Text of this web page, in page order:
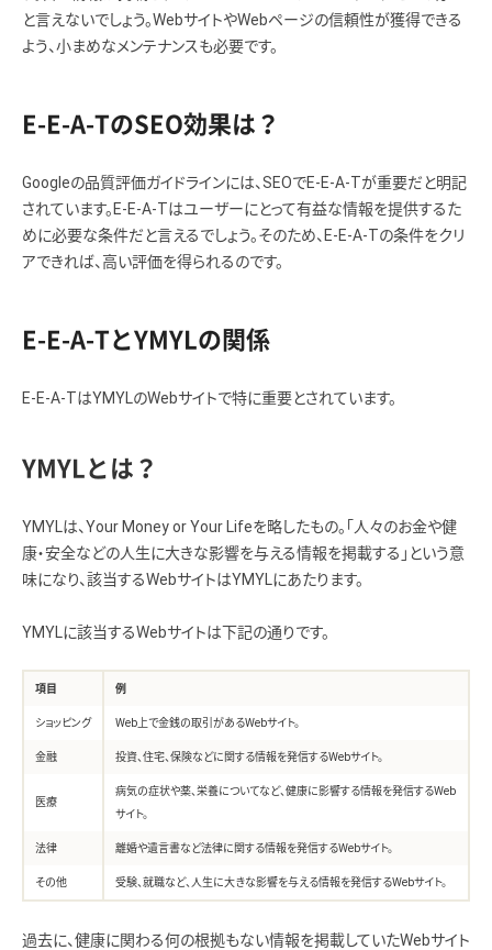
と言えないでしょう。WebサイトやWebページの信頼性が獲得できる
よう、小まめなメンテナンスも必要です。
E-E-A-TのSEO効果は？
Googleの品質評価ガイドラインには、SEOでE-E-A-Tが重要だと明記
されています。E-E-A-Tはユーザーにとって有益な情報を提供するた
めに必要な条件だと言えるでしょう。そのため、E-E-A-Tの条件をクリ
アできれば、高い評価を得られるのです。
E-E-A-TとYMYLの関係
E-E-A-TはYMYLのWebサイトで特に重要とされています。
YMYLとは？
YMYLは、Your Money or Your Lifeを略したもの。「人々のお金や健
康・安全などの人生に大きな影響を与える情報を掲載する」という意
味になり、該当するWebサイトはYMYLにあたります。
YMYLに該当するWebサイトは下記の通りです。
項目 例
ショッピング Web上で金銭の取引があるWebサイト。
金融 投資、住宅、保険などに関する情報を発信するWebサイト。
医療
病気の症状や薬、栄養についてなど、健康に影響する情報を発信するWeb
サイト。
法律 離婚や遺言書など法律に関する情報を発信するWebサイト。
その他 受験、就職など、人生に大きな影響を与える情報を発信するWebサイト。
過去に、健康に関わる何の根拠もない情報を掲載していたWebサイト